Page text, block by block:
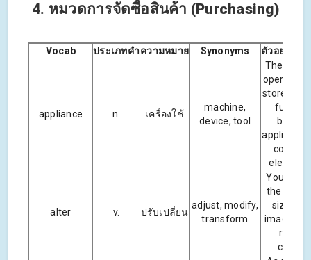
4. หมวดการจัดซื้อสินค้า (Purchasing)
Vocab ประเภทคำความหมาย Synonyms ตัวอย่างปร
appliance n. เครื่องใช้
machine,
device, tool
The
operates
stores
alter v. ปรับเปลี่ยน
adjust, modify,
transform
You can
the color
size of
image